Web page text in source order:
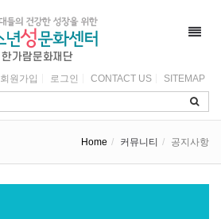
회원가입 로그인 CONTACT US SITEMAP
Home 커뮤니티 공지사항